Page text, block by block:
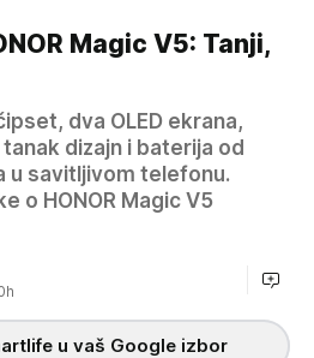
Magic V5: Tanji,
dva OLED ekrana,
dizajn i baterija od
u savitljivom telefonu.
o HONOR Magic V5
u vaš Google izbor